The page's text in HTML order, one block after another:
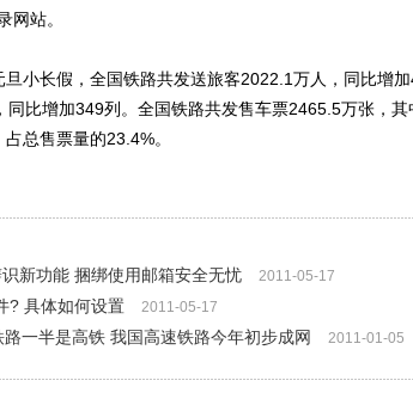
网站。
长假，全国铁路共发送旅客2022.1万人，同比增加
同比增加349列。全国铁路共发售车票2465.5万张，
总售票量的23.4%。
新功能 捆绑使用邮箱安全无忧
2011-05-17
? 具体如何设置 2011-05-17
路一半是高铁 我国高速铁路今年初步成网 2011-01-05